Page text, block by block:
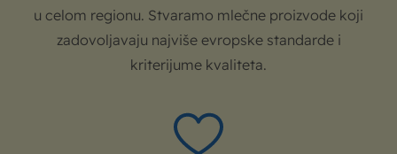
u celom regionu. Stvaramo mlečne proizvode koji
zadovoljavaju najviše evropske standarde i
kriterijume kvaliteta.